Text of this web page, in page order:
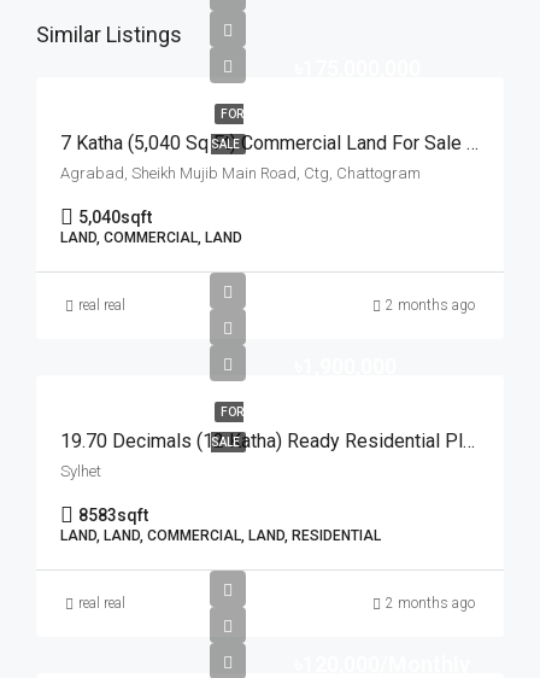
Similar Listings
FOR
SALE 7 Katha (5,040 Sq Ft) Commercial Land For Sale At Agrabad Sheikh Mujib Main Road, Chattogram | চট্টগ্রামের আগ্রাবাদ শেখ মুজিব মেইন রোডে ৭ কাঠার বাণিজ্যিক প্লট বিক্রয়
Agrabad, Sheikh Mujib Main Road, Ctg, Chattogram
5,040sqft
LAND, COMMERCIAL, LAND
real real 2 months ago
FOR
SALE 19.70 Decimals (12 Katha) Ready Residential Plot For Urgent Sale At Golapganj, Sylhet | সিলেটের গোলাপগঞ্জে বাড়ি তৈরির জন্য ১৯.৭০ শতাংশের ১০০% উঁচু ও রেডি আবাসিক প্লট জরুরি বিক্রয়
Sylhet
8583sqft
LAND, LAND, COMMERCIAL, LAND, RESIDENTIAL
real real 2 months ago